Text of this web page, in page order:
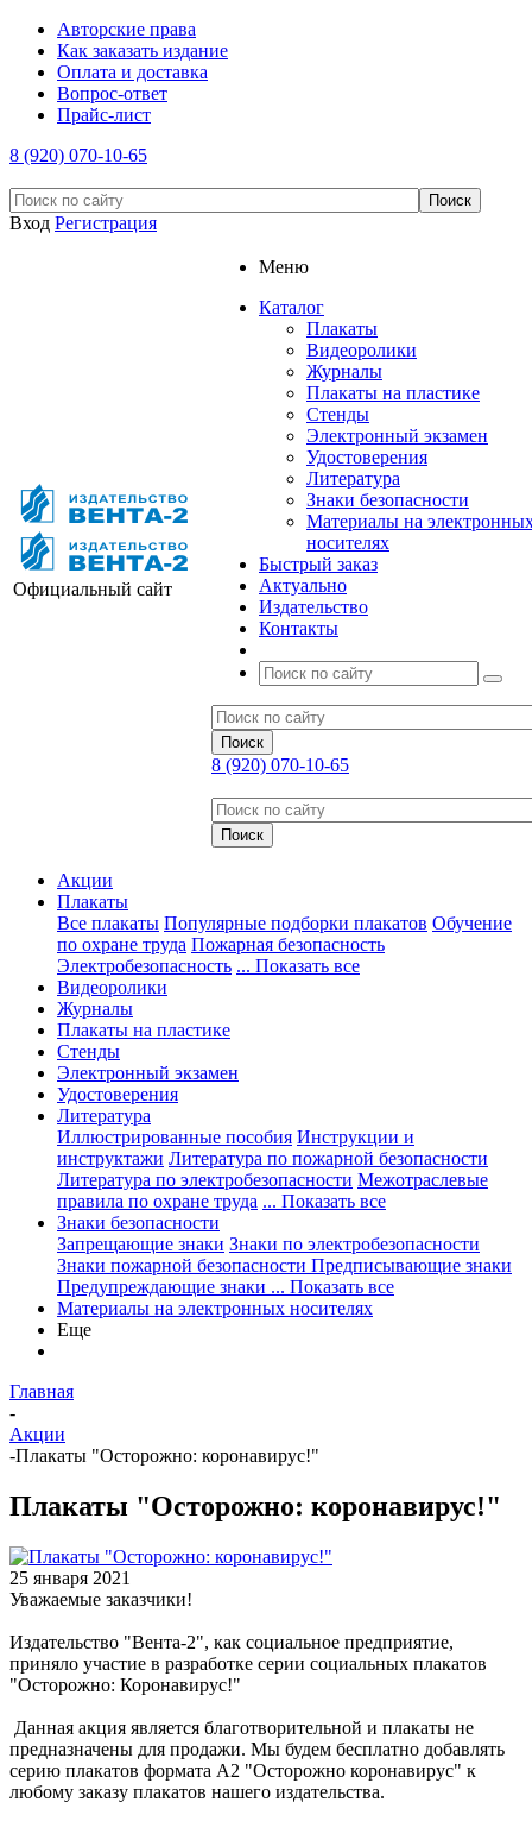
Авторские права
Как заказать издание
Оплата и доставка
Вопрос-ответ
Прайс-лист
8 (920) 070-10-65
Вход Регистрация
Официальный сайт
Меню
Каталог
Плакаты
Видеоролики
Журналы
Плакаты на пластике
Стенды
Электронный экзамен
Удостоверения
Литература
Знаки безопасности
Материалы на
носителях
Быстрый заказ
Актуально
Издательство
Контакты
8 (920) 070-10-65
Акции
Плакаты
Все плакаты Популярные подборки плакатов Обучение
по охране труда Пожарная безопасность
Электробезопасность ... Показать все
Видеоролики
Журналы
Плакаты на пластике
Стенды
Электронный экзамен
Удостоверения
Литература
Иллюстрированные пособия Инструкции и
инструктажи Литература по пожарной безопасности
Литература по электробезопасности Межотраслевые
правила по охране труда ... Показать все
Знаки безопасности
Запрещающие знаки Знаки по электробезопасности
Знаки пожарной безопасности Предписывающие знаки
Предупреждающие знаки ... Показать все
Материалы на электронных носителях
Еще
Главная
-
Акции
-Плакаты "Осторожно: коронавирус!"
Плакаты "Осторожно: коронавирус!"
25 января 2021
Уважаемые заказчики!
Издательство "Вента-2", как социальное предприятие,
приняло участие в разработке серии социальных плакатов
"Осторожно: Коронавирус!"
Данная акция является благотворительной и плакаты не
предназначены для продажи. Мы будем бесплатно добавлять
серию плакатов формата А2 "Осторожно коронавирус" к
любому заказу плакатов нашего издательства.